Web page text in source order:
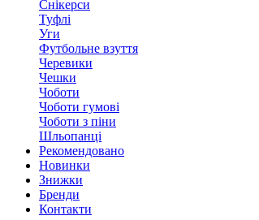
Снікерси
Туфлі
Уги
Футбольне взуття
Черевики
Чешки
Чоботи
Чоботи гумові
Чоботи з піни
Шльопанці
Рекомендовано
Новинки
Знижки
Бренди
Контакти